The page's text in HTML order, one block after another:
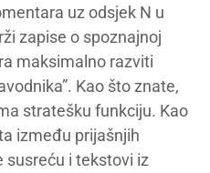
uz odsjek N u
zapise o spoznajnoj
maksimalno razviti
Kao što znate,
stratešku funkciju. Kao
između prijašnjih
susreću i tekstovi iz